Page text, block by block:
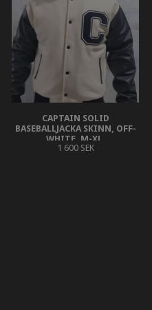
CAPTAIN SOLID
BASEBALLJACKA SKINN, OFF-
WHITE, M-XL.
1 600 SEK